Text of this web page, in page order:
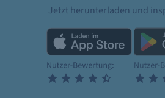
Jetzt herunterladen und